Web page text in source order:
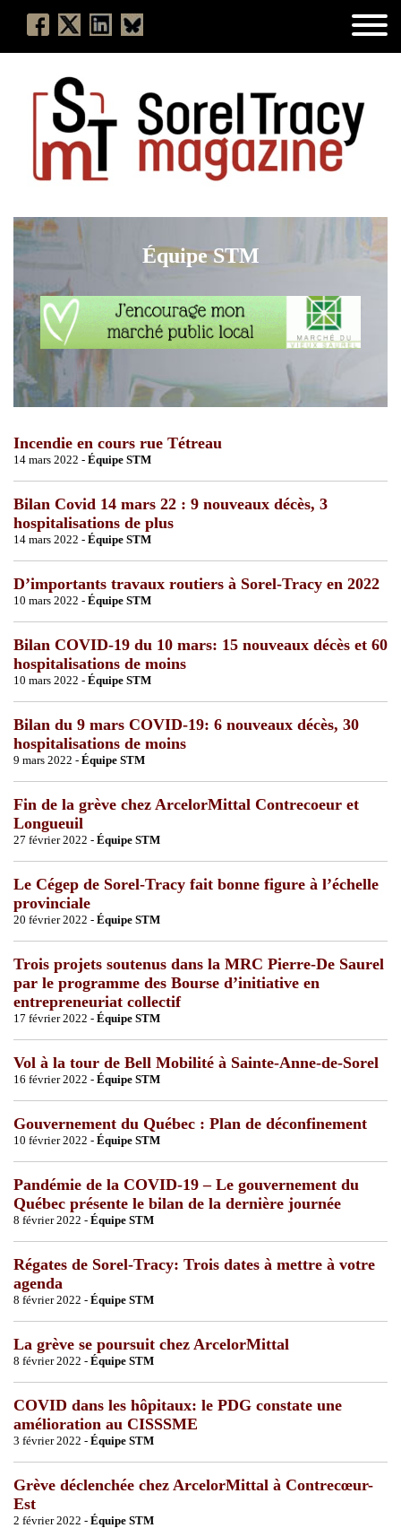
Équipe STM
Incendie en cours rue Tétreau
14 mars 2022 - Équipe STM
Bilan Covid 14 mars 22 : 9 nouveaux décès, 3
hospitalisations de plus
14 mars 2022 - Équipe STM
D’importants travaux routiers à Sorel-Tracy en 2022
10 mars 2022 - Équipe STM
Bilan COVID-19 du 10 mars: 15 nouveaux décès et 60
hospitalisations de moins
10 mars 2022 - Équipe STM
Bilan du 9 mars COVID-19: 6 nouveaux décès, 30
hospitalisations de moins
9 mars 2022 - Équipe STM
Fin de la grève chez ArcelorMittal Contrecoeur et
Longueuil
27 février 2022 - Équipe STM
Le Cégep de Sorel-Tracy fait bonne figure à l’échelle
provinciale
20 février 2022 - Équipe STM
Trois projets soutenus dans la MRC Pierre-De Saurel
par le programme des Bourse d’initiative en
entrepreneuriat collectif
17 février 2022 - Équipe STM
Vol à la tour de Bell Mobilité à Sainte-Anne-de-Sorel
16 février 2022 - Équipe STM
Gouvernement du Québec : Plan de déconfinement
10 février 2022 - Équipe STM
Pandémie de la COVID-19 – Le gouvernement du
Québec présente le bilan de la dernière journée
8 février 2022 - Équipe STM
Régates de Sorel-Tracy: Trois dates à mettre à votre
agenda
8 février 2022 - Équipe STM
La grève se poursuit chez ArcelorMittal
8 février 2022 - Équipe STM
COVID dans les hôpitaux: le PDG constate une
amélioration au CISSSME
3 février 2022 - Équipe STM
Grève déclenchée chez ArcelorMittal à Contrecœur-
Est
2 février 2022 - Équipe STM